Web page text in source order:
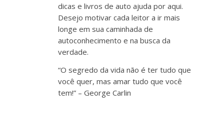
dicas e livros de auto ajuda por aqui.
Desejo motivar cada leitor a ir mais
longe em sua caminhada de
autoconhecimento e na busca da
verdade.
“O segredo da vida não é ter tudo que
você quer, mas amar tudo que você
tem!” – George Carlin